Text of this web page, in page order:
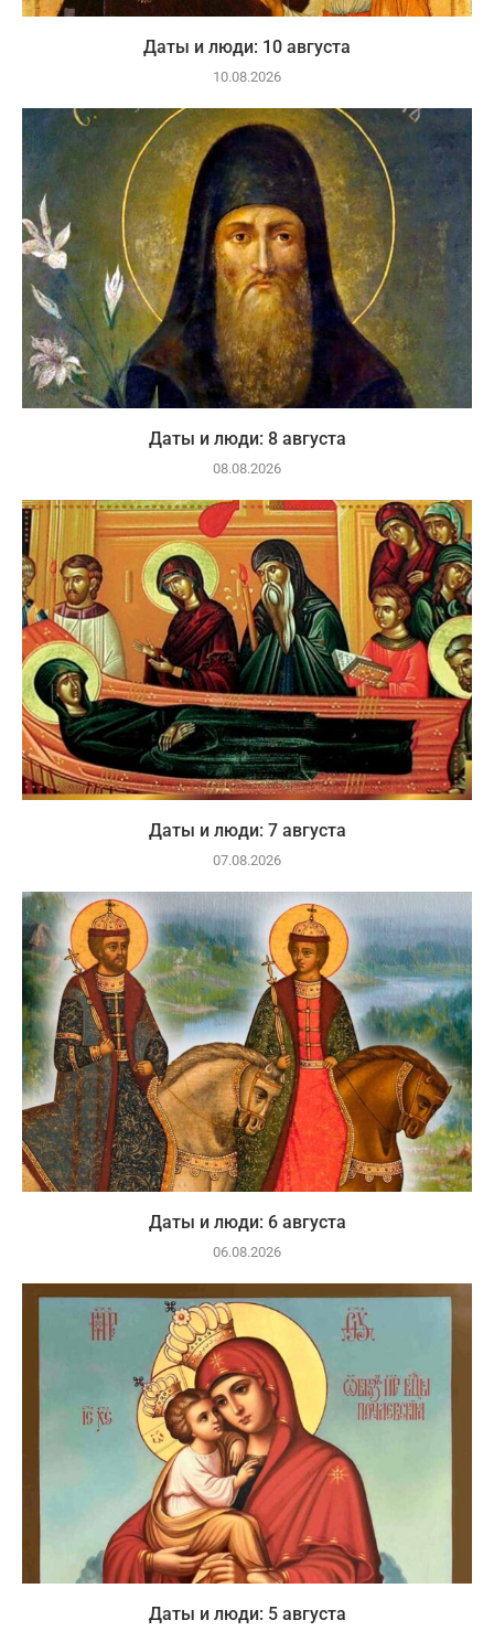
Даты и люди: 10 августа
10.08.2026
Даты и люди: 8 августа
08.08.2026
Даты и люди: 7 августа
07.08.2026
Даты и люди: 6 августа
06.08.2026
Даты и люди: 5 августа